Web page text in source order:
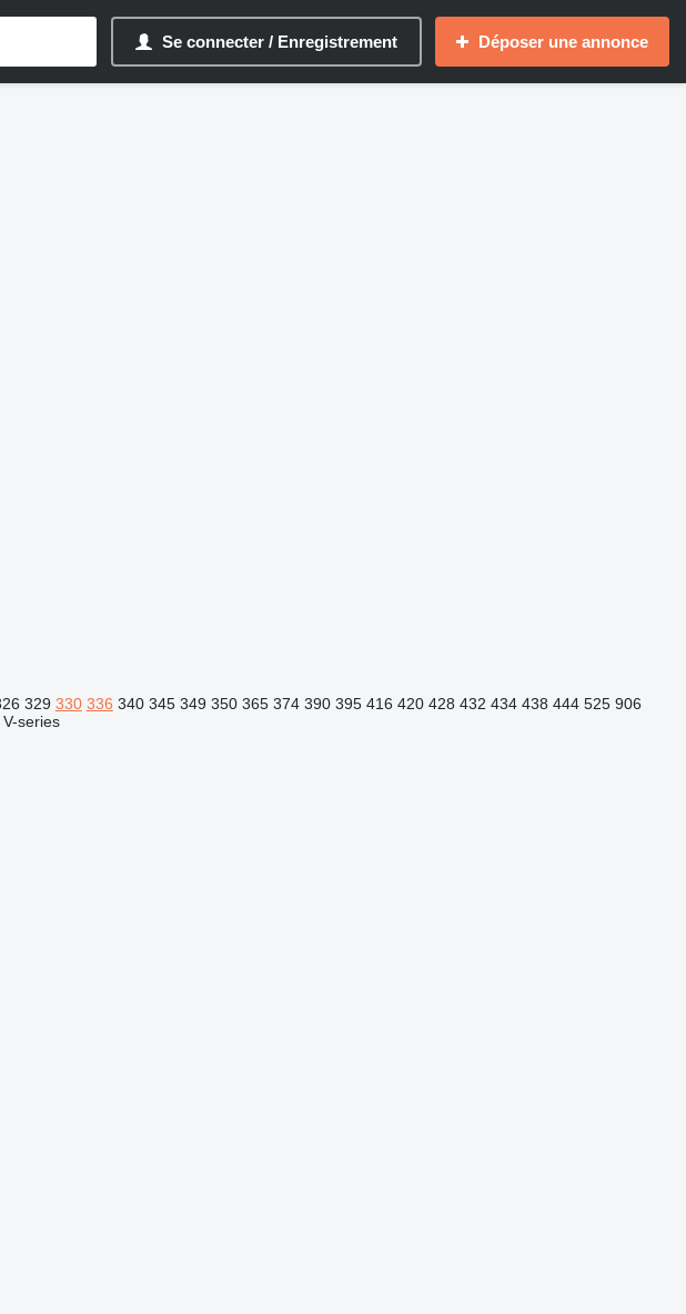
Se connecter / Enregistrement Déposer une annonce
329 330 336 340 345 349 350 365 374 390 395 416 420 428 432 434 438 444 525 906
V-series